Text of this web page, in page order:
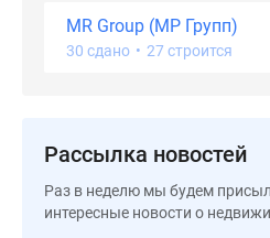
Программа
реновации
MR Group (МР Групп)
30 сдано • 27 строится
Рассылка новостей
Раз в неделю мы будем
интересные новости о